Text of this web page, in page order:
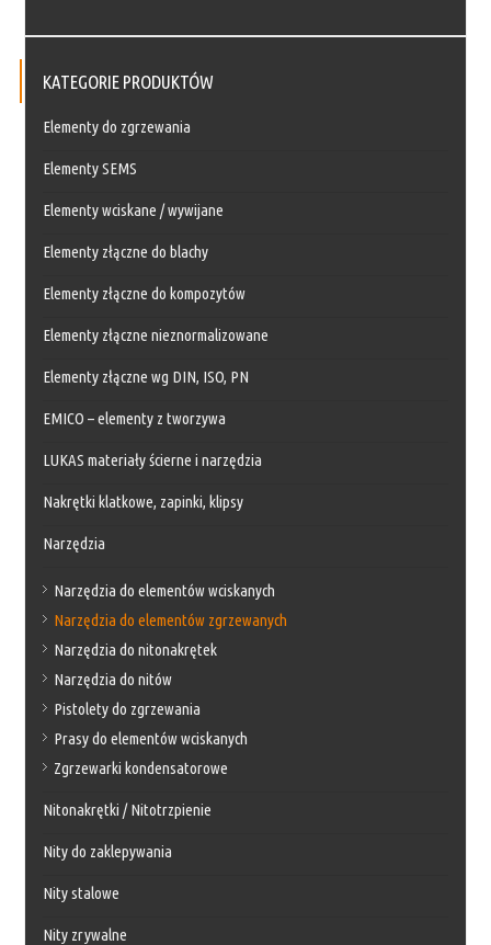
KATEGORIE PRODUKTÓW
Elementy do zgrzewania
Elementy SEMS
Elementy wciskane / wywijane
Elementy złączne do blachy
Elementy złączne do kompozytów
Elementy złączne nieznormalizowane
Elementy złączne wg DIN, ISO, PN
EMICO – elementy z tworzywa
LUKAS materiały ścierne i narzędzia
Nakrętki klatkowe, zapinki, klipsy
Narzędzia
Narzędzia do elementów wciskanych
Narzędzia do elementów zgrzewanych
Narzędzia do nitonakrętek
Narzędzia do nitów
Pistolety do zgrzewania
Prasy do elementów wciskanych
Zgrzewarki kondensatorowe
Nitonakrętki / Nitotrzpienie
Nity do zaklepywania
Nity stalowe
Nity zrywalne